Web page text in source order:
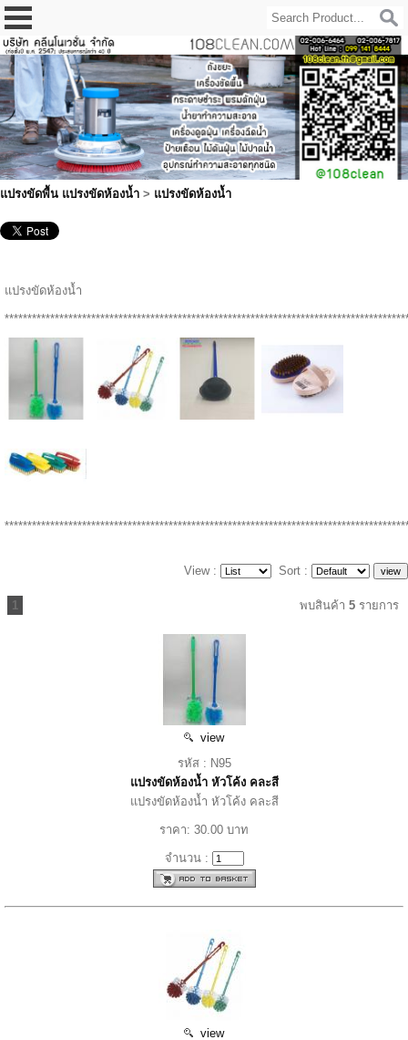
แปรงขัดพื้น แปรงขัดห้องน้ำ > แปรงขัดห้องน้ำ
แปรงขัดห้องน้ำ
View : Sort :
1 พบสินค้า 5 รายการ
view
รหัส : N95
แปรงขัดห้องน้ำ หัวโค้ง คละสี
แปรงขัดห้องน้ำ หัวโค้ง คละสี
ราคา: 30.00 บาท
จำนวน :
view